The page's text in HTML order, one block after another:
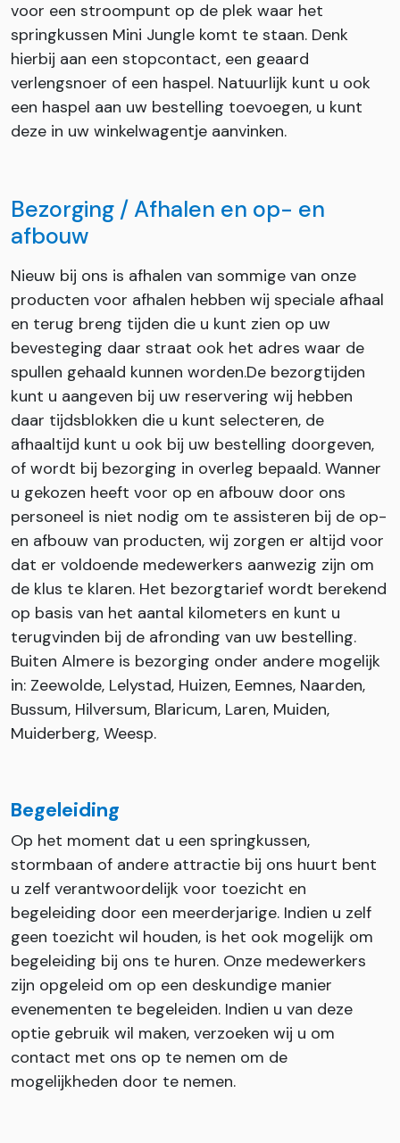
voor een stroompunt op de plek waar het
springkussen Mini Jungle komt te staan. Denk
hierbij aan een stopcontact, een geaard
verlengsnoer of een haspel. Natuurlijk kunt u ook
een haspel aan uw bestelling toevoegen, u kunt
deze in uw winkelwagentje aanvinken.
Bezorging / Afhalen en op- en
afbouw
Nieuw bij ons is afhalen van sommige van onze
producten voor afhalen hebben wij speciale afhaal
en terug breng tijden die u kunt zien op uw
bevesteging daar straat ook het adres waar de
spullen gehaald kunnen worden.De bezorgtijden
kunt u aangeven bij uw reservering wij hebben
daar tijdsblokken die u kunt selecteren, de
afhaaltijd kunt u ook bij uw bestelling doorgeven,
of wordt bij bezorging in overleg bepaald. Wanner
u gekozen heeft voor op en afbouw door ons
personeel is niet nodig om te assisteren bij de op-
en afbouw van producten, wij zorgen er altijd voor
dat er voldoende medewerkers aanwezig zijn om
de klus te klaren. Het bezorgtarief wordt berekend
op basis van het aantal kilometers en kunt u
terugvinden bij de afronding van uw bestelling.
Buiten Almere is bezorging onder andere mogelijk
in: Zeewolde, Lelystad, Huizen, Eemnes, Naarden,
Bussum, Hilversum, Blaricum, Laren, Muiden,
Muiderberg, Weesp.
Begeleiding
Op het moment dat u een springkussen,
stormbaan of andere attractie bij ons huurt bent
u zelf verantwoordelijk voor toezicht en
begeleiding door een meerderjarige. Indien u zelf
geen toezicht wil houden, is het ook mogelijk om
begeleiding bij ons te huren. Onze medewerkers
zijn opgeleid om op een deskundige manier
evenementen te begeleiden. Indien u van deze
optie gebruik wil maken, verzoeken wij u om
contact met ons op te nemen om de
mogelijkheden door te nemen.